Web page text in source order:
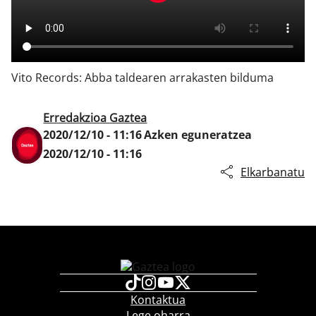
Vito Records: Abba taldearen arrakasten bilduma
Erredakzioa Gaztea
2020/12/10 - 11:16Azken eguneratzea
2020/12/10 - 11:16
Elkarbanatu
Kontaktua